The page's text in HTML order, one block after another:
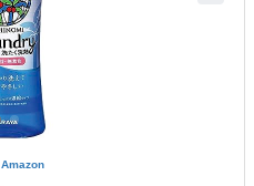
Amazon